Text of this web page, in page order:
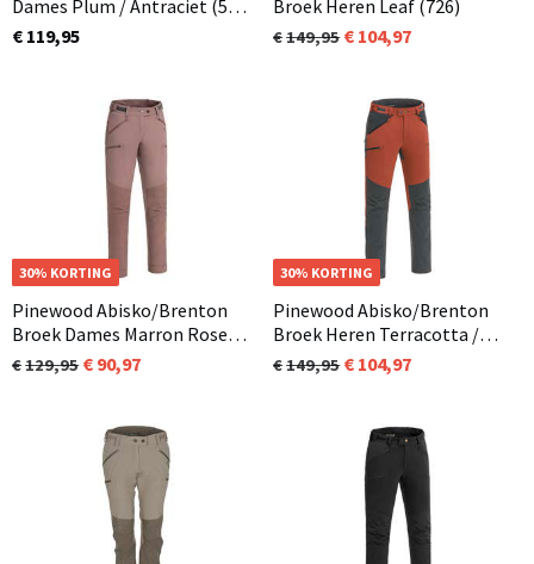
Dames Plum / Antraciet (582)
Normaal en ook in korte
lengtemaat
€ 119,95
Broek Heren Leaf (726)
149,95 104,97
OP=OP
30% KORTING
Pinewood Abisko/Brenton
Broek Dames Marron Rose
(597)
129,95 90,97
30% KORTING
Pinewood Abisko/Brenton
Broek Heren Terracotta /
Donker Antraciet (585)
149,95 104,97